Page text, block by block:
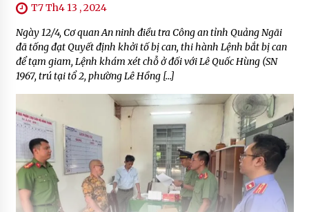
T7 Th4 13 , 2024
Ngày 12/4, Cơ quan An ninh điều tra Công an tỉnh Quảng Ngãi
đã tống đạt Quyết định khởi tố bị can, thi hành Lệnh bắt bị can
để tạm giam, Lệnh khám xét chỗ ở đối với Lê Quốc Hùng (SN
1967, trú tại tổ 2, phường Lê Hồng […]